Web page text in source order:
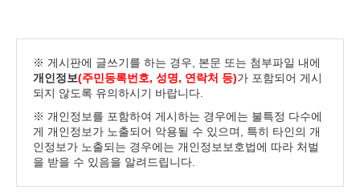
※ 게시판에 글쓰기를 하는 경우, 본문 또는 첨부파일 내에
개인정보(주민등록번호, 성명, 연락처 등)가 포함되어 게시
되지 않도록 유의하시기 바랍니다.
※ 개인정보를 포함하여 게시하는 경우에는 불특정 다수에
게 개인정보가 노출되어 악용될 수 있으며, 특히 타인의 개
인정보가 노출되는 경우에는 개인정보보호법에 따라 처벌
을 받을 수 있음을 알려드립니다.